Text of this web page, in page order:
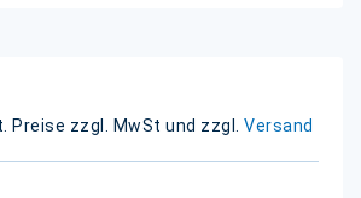
Preise zzgl. MwSt und zzgl. Versand